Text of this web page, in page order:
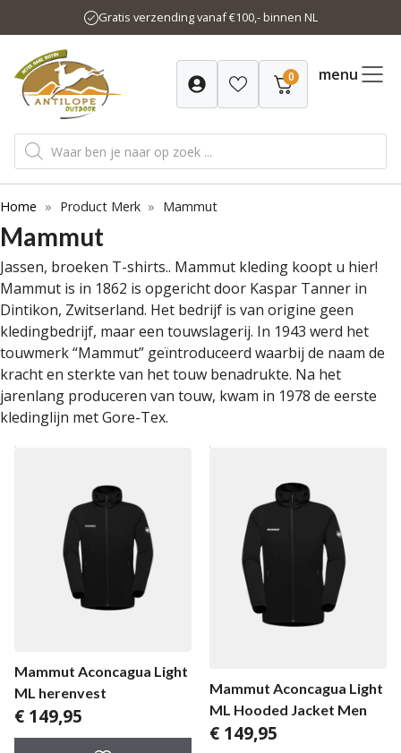
naar
inhoud
Gratis verzending vanaf €100,- binnen NL
0 menu
Producten
zoeken
Home » Product Merk » Mammut
Mammut
Jassen, broeken T-shirts.. Mammut kleding koopt u hier!
Mammut is in 1862 is opgericht door Kaspar Tanner in
Dintikon, Zwitserland. Het bedrijf is van origine geen
kledingbedrijf, maar een touwslagerij. In 1943 werd het
touwmerk “Mammut” geïntroduceerd waarbij de naam de
kracht en sterkte van het touw benadrukte. Na het
jarenlang produceren van touw, kwam in 1978 de eerste
kledinglijn met Gore-Tex.
Mammut Aconcagua Light
ML herenvest
€ 149,95
Mammut Aconcagua Light
ML Hooded Jacket Men
€ 149,95